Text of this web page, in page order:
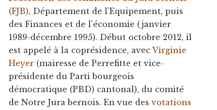
(FJB), Département de l'Equipement, puis
des Finances et de l'économie (janvier
1989-décembre 1995). Début octobre 2012, il
est appelé à la coprésidence, avec Virginie
Heyer(mairesse de Perrefitte et vice-
présidente du Parti bourgeois
démocratique (PBD) cantonal), du comité
de Notre Jura bernois. En vue desvotations